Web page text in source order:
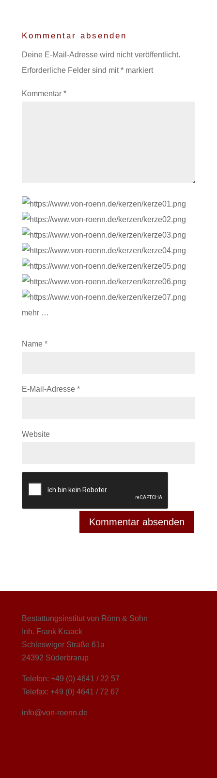
Kommentar absenden
Deine E-Mail-Adresse wird nicht veröffentlicht.
Erforderliche Felder sind mit*markiert
Kommentar *
mehr …
Name *
E-Mail-Adresse *
Website
Bestattungsinstitut von Rönn & Sohn
Inh. Frank Kraack
Schleswiger Straße 61a
24392 Süderbrarup
Telefon: +49 (0) 4641 / 22 57
Telefax: +49 (0) 4641 / 72 67
info@von-roenn.de